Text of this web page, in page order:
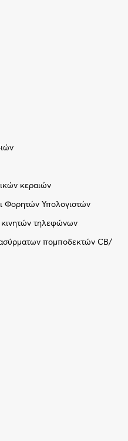
κεραιών
Φορητών Υπολογιστών
κινητών τηλεφώνων
πομποδεκτών CB/